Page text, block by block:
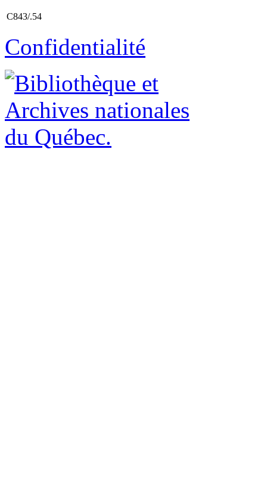
C843/.54
Confidentialité